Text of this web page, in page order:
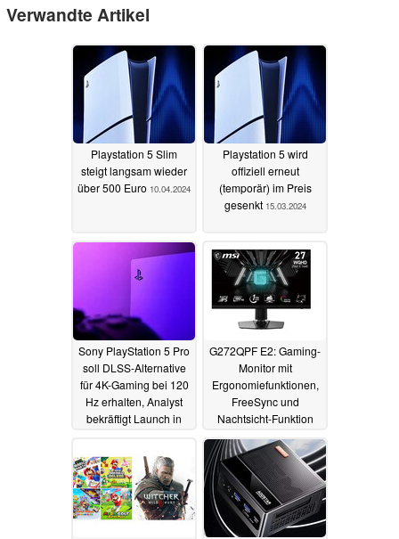
Verwandte Artikel
Playstation 5 Slim
steigt langsam wieder
über 500 Euro 10.04.2024
Playstation 5 wird
offiziell erneut
(temporär) im Preis
gesenkt 15.03.2024
Sony PlayStation 5 Pro
soll DLSS-Alternative
für 4K-Gaming bei 120
Hz erhalten, Analyst
bekräftigt Launch in
G272QPF E2: Gaming-
Monitor mit
Ergonomiefunktionen,
FreeSync und
Nachtsicht-Funktion
17.02.2024